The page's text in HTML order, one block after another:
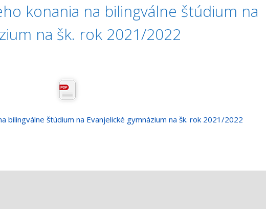
konania na bilingválne štúdium na
na šk. rok 2021/2022
bilingválne štúdium na Evanjelické gymnázium na šk. rok 2021/2022